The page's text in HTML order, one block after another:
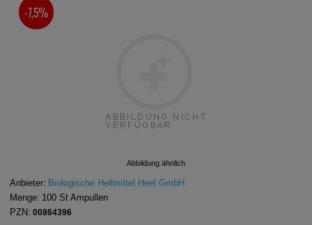
Abbildung ähnlich
SIE SPAREN
-7,5%
Anbieter: Biologische Heilmittel Heel GmbH
Menge: 100 St Ampullen
PZN: 00864396